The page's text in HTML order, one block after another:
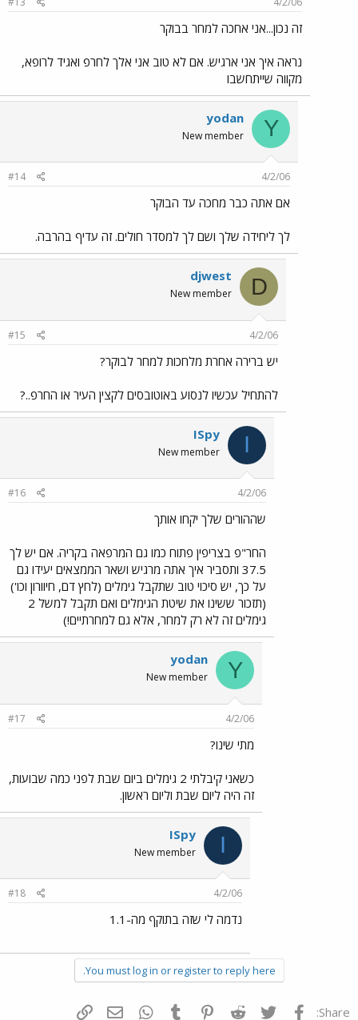
זה נכון...אני אחכה למחר בבוקר
נראה איך אני ארגיש. אם לא טוב אני אלך לחרפ ואגיד לרופא,
מקווה שייתחשבו
Y
yodan
New member
4/2/06
#14
אם אתה כבר מחכה עד הבוקר
לך ליחידה שלך ושם לך למסדר חולים. זה עדיף בהרבה.
D
djwest
New member
4/2/06
#15
יש ברירה אחרת מלחכות למחר לבוקר?
להתחיל עכשיו לנסוע באוטובסים לקצין העיר או החרפ..?
I
ISpy
New member
4/2/06
#16
שההורים שלך יקחו אותך
החר"פ בצריפין פתוח כמו גם המרפאה בקריה. אם יש לך
37.5 ותסביר איך אתה מרגיש ושאר הממצאים יעידו גם
על כך, יש סיכוי טוב שתקבל גימלים (לחץ דם, חיוורון וכו')
(תזכור ששינו את שיטת הגימלים ואם תקבל למשל 2
גימלים זה לא רק למחר, אלא גם למחרתיים!)
Y
yodan
New member
4/2/06
#17
מתי שינו?
כשאני קיבלתי 2 גימלים ביום שבת לפני כמה שבועות,
זה היה ליום שבת וליום ראשון.
I
ISpy
New member
4/2/06
#18
נדמה לי שזה בתוקף מה-1.1
You must log in or register to reply here.
Share: פייסבוק Twitter
Reddit
Pinterest
Tumblr
WhatsAppדואר אלקטרוני